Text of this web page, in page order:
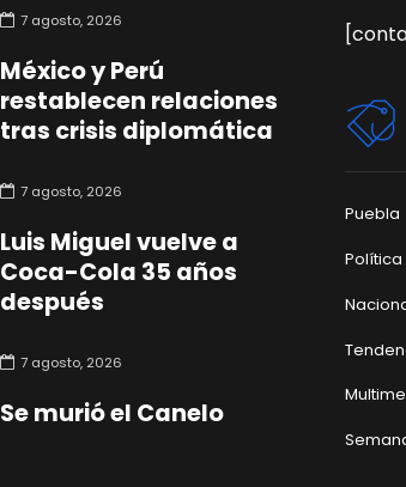
7 agosto, 2026
México y Perú
restablecen relaciones
tras crisis diplomática
7 agosto, 2026
Luis Miguel vuelve a
Coca-Cola 35 años
después
7 agosto, 2026
Se murió el Canelo
Puebla
Política